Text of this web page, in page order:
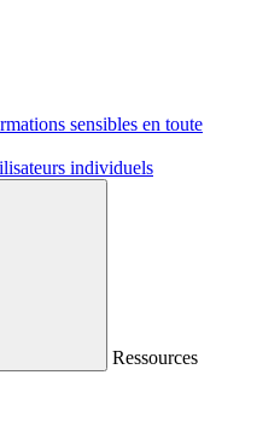
sensibles en toute
individuels
Ressources